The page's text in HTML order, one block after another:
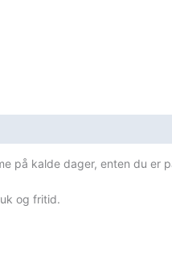
på kalde dager, enten du er
og fritid.